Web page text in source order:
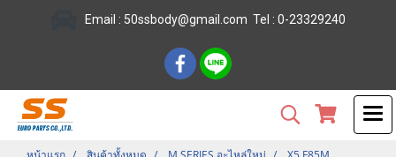
Email : 50ssbody@gmail.com Tel : 0-23329240